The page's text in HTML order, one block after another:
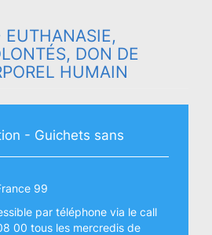
DON DE
HUMAIN
- Guichets sans
99
par téléphone via le call
00 tous les mercredis de